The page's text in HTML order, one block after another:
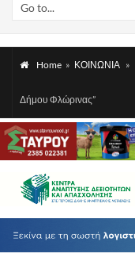
Go to...
Home » ΚΟΙΝΩΝΙΑ »
Δήμου Φλώρινας”